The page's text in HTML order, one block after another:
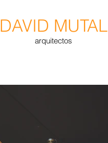
DAVID MUTAL
arquitectos